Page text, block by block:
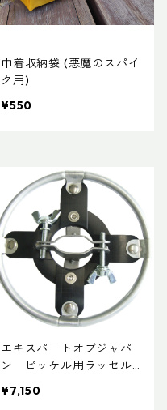
巾着収納袋 (悪魔のスパイ
ク用)
¥550
エキスパートオブジャパ
ン ピッケル用ラッセルリ
¥7,150